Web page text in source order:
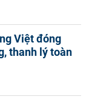
Việt đóng
thanh lý toàn